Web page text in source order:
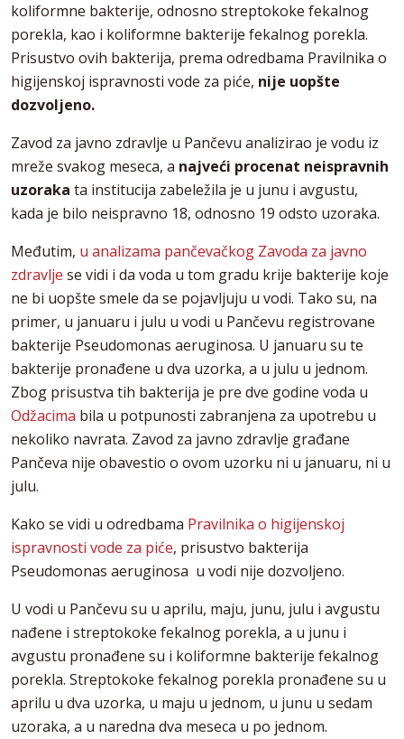
koliformne bakterije, odnosno streptokoke fekalnog
porekla, kao i koliformne bakterije fekalnog porekla.
Prisustvo ovih bakterija, prema odredbama Pravilnika o
higijenskoj ispravnosti vode za piće, nije uopšte
dozvoljeno.
Zavod za javno zdravlje u Pančevu analizirao je vodu iz
mreže svakog meseca, a najveći procenat neispravnih
uzoraka ta institucija zabeležila je u junu i avgustu,
kada je bilo neispravno 18, odnosno 19 odsto uzoraka.
Međutim, u analizama pančevačkog Zavoda za javno
zdravlje se vidi i da voda u tom gradu krije bakterije koje
ne bi uopšte smele da se pojavljuju u vodi. Tako su, na
primer, u januaru i julu u vodi u Pančevu registrovane
bakterije Pseudomonas aeruginosa. U januaru su te
bakterije pronađene u dva uzorka, a u julu u jednom.
Zbog prisustva tih bakterija je pre dve godine voda u
Odžacima bila u potpunosti zabranjena za upotrebu u
nekoliko navrata. Zavod za javno zdravlje građane
Pančeva nije obavestio o ovom uzorku ni u januaru, ni u
julu.
Kako se vidi u odredbama Pravilnika o higijenskoj
ispravnosti vode za piće, prisustvo bakterija
Pseudomonas aeruginosa u vodi nije dozvoljeno.
U vodi u Pančevu su u aprilu, maju, junu, julu i avgustu
nađene i streptokoke fekalnog porekla, a u junu i
avgustu pronađene su i koliformne bakterije fekalnog
porekla. Streptokoke fekalnog porekla pronađene su u
aprilu u dva uzorka, u maju u jednom, u junu u sedam
uzoraka, a u naredna dva meseca u po jednom.